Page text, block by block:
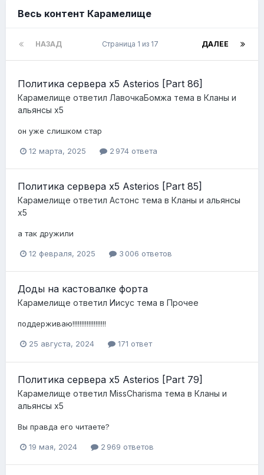
Весь контент Карамелище
НАЗАД ДАЛЕЕ
Страница 1 из 17
Политика сервера x5 Asterios [Part 86]
Карамелище ответил ЛавочкаБомжа тема в Кланы и
альянсы x5
он уже слишком стар
12 марта, 2025 2 974 ответа
Политика сервера x5 Asterios [Part 85]
Карамелище ответил Астонс тема в Кланы и альянсы
x5
а так дружили
12 февраля, 2025 3 006 ответов
Доды на кастовалке форта
Карамелище ответил Иисус тема в Прочее
поддерживаю!!!!!!!!!!!!!!!!!!!
25 августа, 2024 171 ответ
Политика сервера x5 Asterios [Part 79]
Карамелище ответил MissCharisma тема в Кланы и
альянсы x5
Вы правда его читаете?
19 мая, 2024 2 969 ответов